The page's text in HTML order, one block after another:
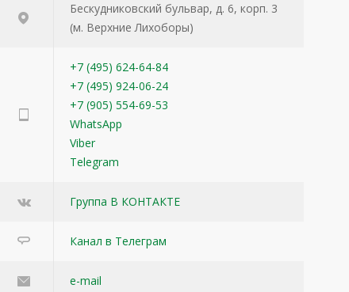
22 АВГУСТА, 2020
Бескудниковский бульвар, д. 6, корп. 3
(м. Верхние Лихоборы)
+7 (495) 624-64-84
+7 (495) 924-06-24
+7 (905) 554-69-53
WhatsApp
Viber
Telegram
Группа В КОНТАКТЕ
Канал в Телеграм
e-mail